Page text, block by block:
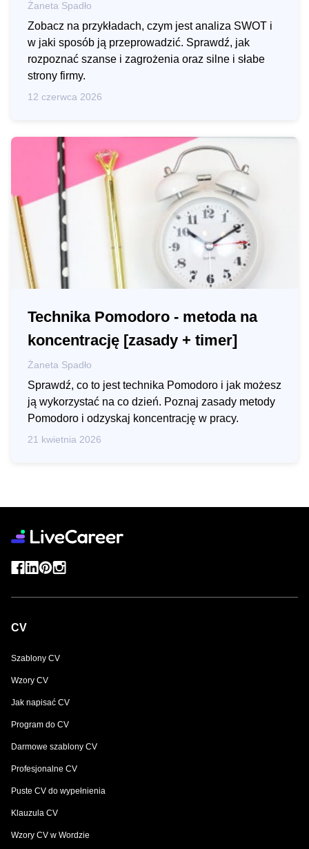
Żaneta Spadło
Zobacz na przykładach, czym jest analiza SWOT i
w jaki sposób ją przeprowadzić. Sprawdź, jak
rozpoznać szanse i zagrożenia oraz silne i słabe
strony firmy.
12 czerwca 2026
Technika Pomodoro - metoda na
koncentrację [zasady + timer]
Żaneta Spadło
Sprawdź, co to jest technika Pomodoro i jak możesz
ją wykorzystać na co dzień. Poznaj zasady metody
Pomodoro i odzyskaj koncentrację w pracy.
21 kwietnia 2026
CV
Szablony CV
Wzory CV
Jak napisać CV
Program do CV
Darmowe szablony CV
Profesjonalne CV
Puste CV do wypełnienia
Klauzula CV
Wzory CV w Wordzie